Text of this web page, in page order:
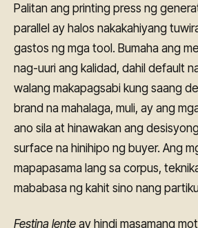
Palitan ang printing press ng
parallel ay halos nakakahiyang
gastos ng mga tool. Bumaha ang
nag-uuri ang kalidad, dahil default
walang makapagsabi kung saang
brand na mahalaga, muli, ay ang
ano sila at hinawakan ang
surface na hinihipo ng buyer. Ang
mapapasama lang sa corpus,
mababasa ng kahit sino nang
Festina lente ay hindi masamang